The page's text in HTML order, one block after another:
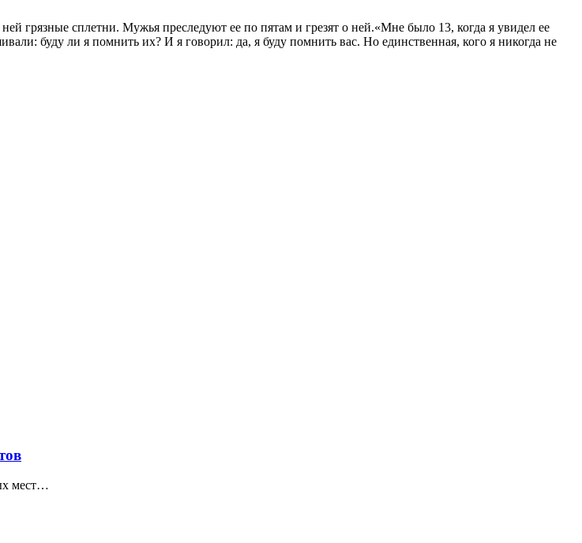
грязные сплетни. Мужья преследуют ее по пятам и грезят о ней.«Мне было 13, когда я увидел ее
буду ли я помнить их? И я говорил: да, я буду помнить вас. Но единственная, кого я никогда не
мест…